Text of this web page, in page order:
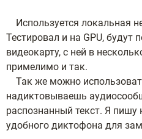
Используется локальная
Тестировал и на GPU, будут
видеокарту, с ней в
примелимо и так.
Так же можно
надиктовываешь
распознанный текст. Я пишу
удобного диктофона для